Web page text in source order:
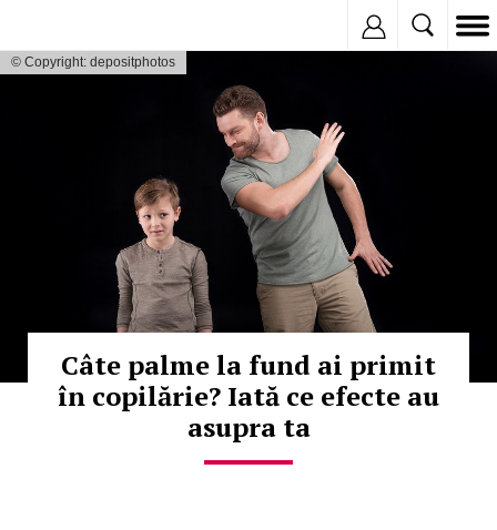
© Copyright: depositphotos
Câte palme la fund ai primit
în copilărie? Iată ce efecte au
asupra ta